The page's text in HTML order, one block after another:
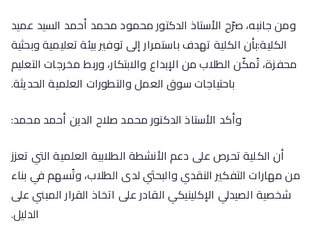
ومن جانبه، صرّح الأستاذ الدكتور محمود محمد أحمد السيد عميد
الكلية:بأن الكلية تهدف باستمرار إلى توفير بيئة تعليمية وبحثية
محفزة، تُمكّن الطلاب من الإبداع والابتكار، وربط مخرجات التعليم
باحتياجات سوق العمل والتطورات العلمية الحديثة.
وأكد الأستاذ الدكتور محمد صلاح الدين أحمد محمد:
أن الكلية تحرص على دعم الأنشطة الطلابية العلمية التي تعزز
من مهارات التفكير النقدي والبحثي لدى الطلاب، وتُسهم في بناء
شخصية الصيدلي الإكلينيكي القادر على اتخاذ القرار المبني على
الدليل.